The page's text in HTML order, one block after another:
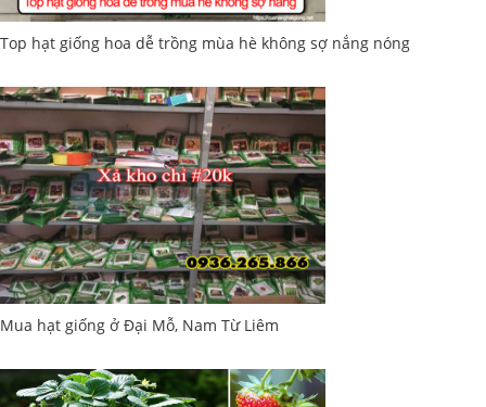
Top hạt giống hoa dễ trồng mùa hè không sợ nắng nóng
Mua hạt giống ở Đại Mỗ, Nam Từ Liêm